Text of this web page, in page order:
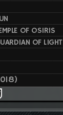
OF OSIRIS
OF LIGHT